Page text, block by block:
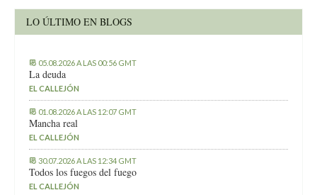
LO ÚLTIMO EN BLOGS
05.08.2026 A LAS 00:56 GMT
La deuda
EL CALLEJÓN
01.08.2026 A LAS 12:07 GMT
Mancha real
EL CALLEJÓN
30.07.2026 A LAS 12:34 GMT
Todos los fuegos del fuego
EL CALLEJÓN